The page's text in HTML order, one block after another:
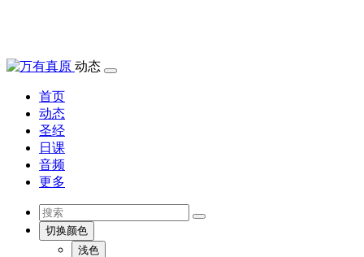
动态
首页
动态
圣经
日课
音频
更多
切换颜色
浅色